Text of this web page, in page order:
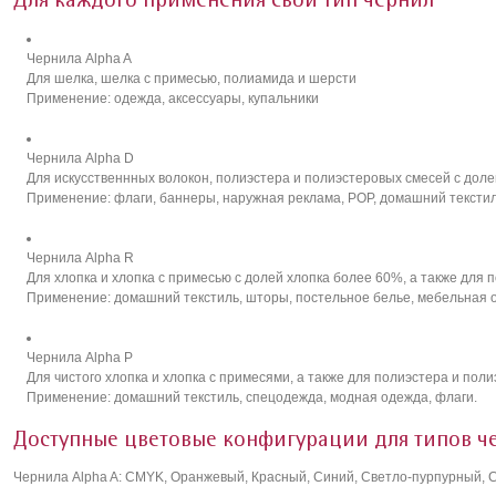
Чернила Alpha A
Для шелка, шелка с примесью, полиамида и шерсти
Применение: одежда, аксессуары, купальники
Чернила Alpha D
Для искусственнных волокон, полиэстера и полиэстеровых смесей с
Применение: флаги, баннеры, наружная реклама, РОР, домашний
Чернила Alpha R
Для хлопка и хлопка с примесью с долей хлопка более 60%, а также для
Применение: домашний текстиль, шторы, постельное белье, мебельная
Чернила Alpha P
Для чистого хлопка и хлопка с примесями, а также для полиэстера и
Применение: домашний текстиль, спецодежда, модная одежда, флаги.
Доступные цветовые конфигурации для типов
Чернила Alpha A: CMYK, Оранжевый, Красный, Синий, Светло-пурпурный,